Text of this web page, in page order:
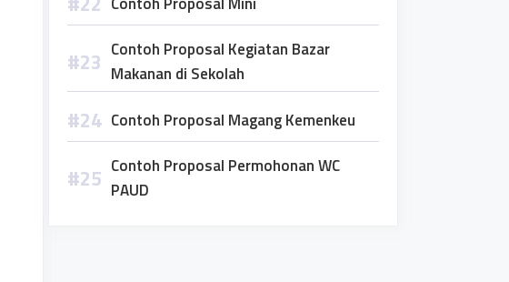
Contoh Proposal Kegiatan Bazar
Makanan di Sekolah
Contoh Proposal Magang Kemenkeu
Contoh Proposal Permohonan WC
PAUD